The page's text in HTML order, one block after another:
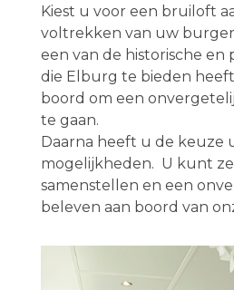
Kiest u voor een bruiloft
voltrekken van uw
een van de historische en
die Elburg te bieden
boord om een
te gaan.
Daarna heeft u de keuze
mogelijkheden. U kunt
samenstellen en een
beleven aan boord van